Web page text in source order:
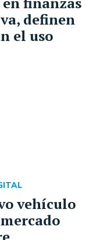
definen
el uso
vehículo